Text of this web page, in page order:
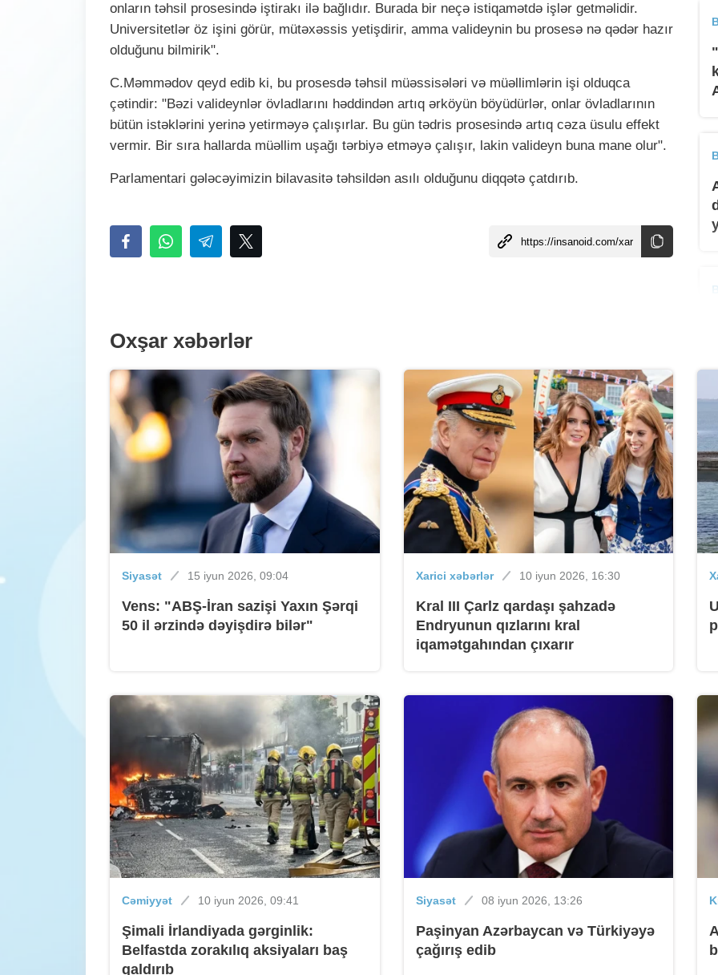
onların təhsil prosesində iştirakı ilə bağlıdır. Burada bir neçə istiqamətdə işlər getməlidir.
Universitetlər öz işini görür, mütəxəssis yetişdirir, amma valideynin bu prosesə nə qədər hazır
olduğunu bilmirik".
C.Məmmədov qeyd edib ki, bu prosesdə təhsil müəssisələri və müəllimlərin işi olduqca
çətindir: "Bəzi valideynlər övladlarını həddindən artıq ərköyün böyüdürlər, onlar övladlarının
bütün istəklərini yerinə yetirməyə çalışırlar. Bu gün tədris prosesində artıq cəza üsulu effekt
vermir. Bir sıra hallarda müəllim uşağı tərbiyə etməyə çalışır, lakin valideyn buna mane olur".
Parlamentari gələcəyimizin bilavasitə təhsildən asılı olduğunu diqqətə çatdırıb.
Oxşar xəbərlər
Siyasət 15 iyun 2026, 09:04
Vens: "ABŞ-İran sazişi Yaxın Şərqi
50 il ərzində dəyişdirə bilər"
Xarici xəbərlər 10 iyun 2026, 16:30
Kral III Çarlz qardaşı şahzadə
Endryunun qızlarını kral
iqamətgahından çıxarır
Cəmiyyət 10 iyun 2026, 09:41
Şimali İrlandiyada gərginlik:
Belfastda zorakılıq aksiyaları baş
qaldırıb
Siyasət 08 iyun 2026, 13:26
Paşinyan Azərbaycan və Türkiyəyə
çağırış edib